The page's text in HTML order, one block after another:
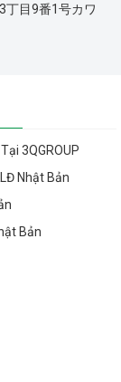
丁目9番1号カワ
3QGROUP
Nhật Bản
Bản